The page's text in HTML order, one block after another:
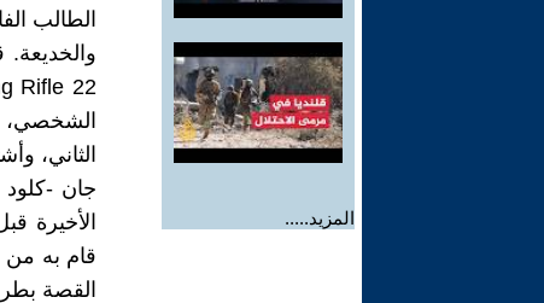
المزيد.....
الطالب
الشخصي،
الثاني،
جان -كلود
الأخيرة
قام به من